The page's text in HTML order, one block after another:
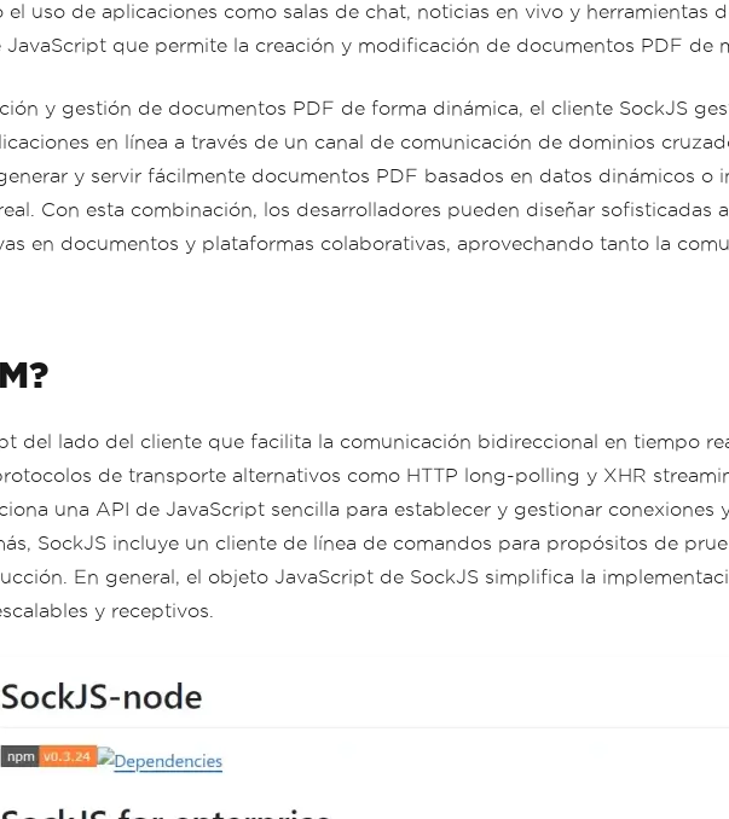
uso de aplicaciones como salas de chat, noticias en vivo y herramientas
que permite la creación y modificación de documentos PDF de
y gestión de documentos PDF de forma dinámica, el cliente SockJS
en línea a través de un canal de comunicación de dominios
y servir fácilmente documentos PDF basados en datos dinámicos o
Con esta combinación, los desarrolladores pueden diseñar sofisticadas
en documentos y plataformas colaborativas, aprovechando tanto la
del lado del cliente que facilita la comunicación bidireccional en tiempo
de transporte alternativos como HTTP long-polling y XHR
una API de JavaScript sencilla para establecer y gestionar conexiones
SockJS incluye un cliente de línea de comandos para propósitos de
En general, el objeto JavaScript de SockJS simplifica la
y receptivos.